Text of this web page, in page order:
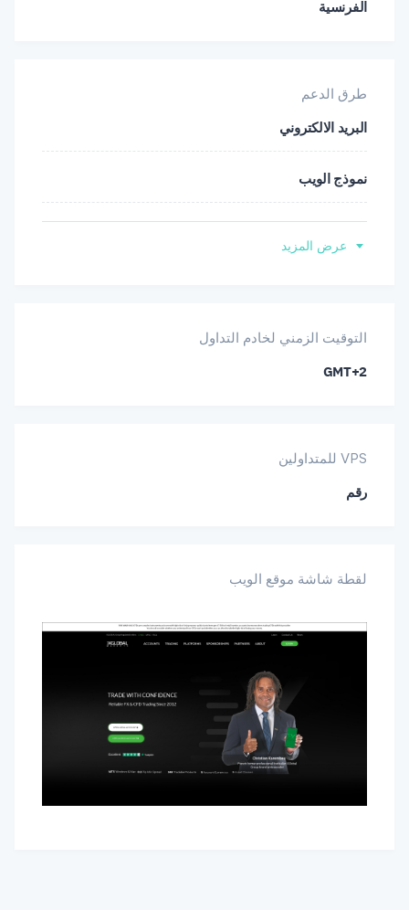
XAG/USD
الفرنسية
طرق الدعم
البريد الالكتروني
نموذج الويب
المنتدى
عرض المزيد
التوقيت الزمني لخادم التداول
GMT+2
VPS للمتداولين
رقم
لقطة شاشة موقع الويب